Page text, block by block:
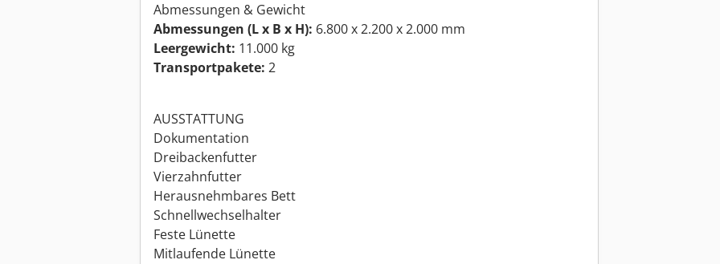
Abmessungen & Gewicht
Abmessungen (L x B x H): 6.800 x 2.200 x 2.000 mm
Leergewicht: 11.000 kg
Transportpakete: 2
AUSSTATTUNG
Dokumentation
Dreibackenfutter
Vierzahnfutter
Herausnehmbares Bett
Schnellwechselhalter
Feste Lünette
Mitlaufende Lünette